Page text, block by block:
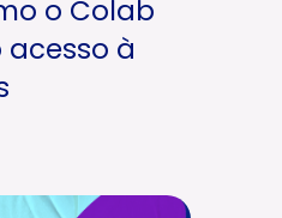
o Colab
à